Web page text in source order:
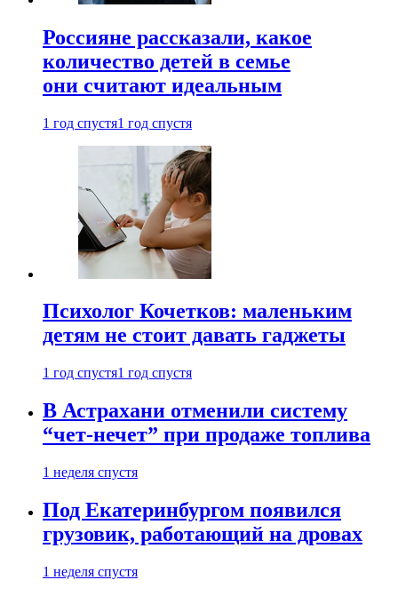
Россияне рассказали, какое
количество детей в семье
они считают идеальным
1 год спустя1 год спустя
Психолог Кочетков: маленьким
детям не стоит давать гаджеты
1 год спустя1 год спустя
В Астрахани отменили систему
“чет-нечет” при продаже топлива
1 неделя спустя
Под Екатеринбургом появился
грузовик, работающий на дровах
1 неделя спустя